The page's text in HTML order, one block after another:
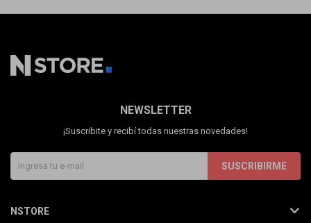
NEWSLETTER
¡Suscribite y recibí todas nuestras novedades!
SUSCRIBIRME
NSTORE